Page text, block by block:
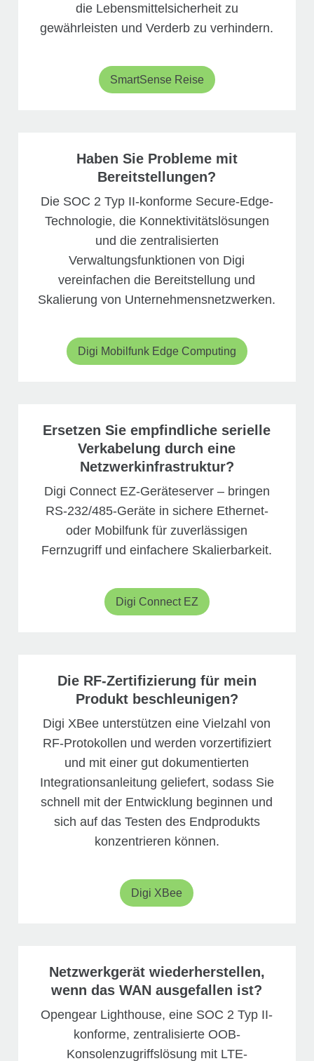
die Lebensmittelsicherheit zu
gewährleisten und Verderb zu verhindern.
SmartSense Reise
Haben Sie Probleme mit
Bereitstellungen?
Die SOC 2 Typ II-konforme Secure-Edge-
Technologie, die Konnektivitätslösungen
und die zentralisierten
Verwaltungsfunktionen von Digi
vereinfachen die Bereitstellung und
Skalierung von Unternehmensnetzwerken.
Digi Mobilfunk Edge Computing
Ersetzen Sie empfindliche serielle
Verkabelung durch eine
Netzwerkinfrastruktur?
Digi Connect EZ-Geräteserver – bringen
RS-232/485-Geräte in sichere Ethernet-
oder Mobilfunk für zuverlässigen
Fernzugriff und einfachere Skalierbarkeit.
Digi Connect EZ
Die RF-Zertifizierung für mein
Produkt beschleunigen?
Digi XBee unterstützen eine Vielzahl von
RF-Protokollen und werden vorzertifiziert
und mit einer gut dokumentierten
Integrationsanleitung geliefert, sodass Sie
schnell mit der Entwicklung beginnen und
sich auf das Testen des Endprodukts
konzentrieren können.
Digi XBee
Netzwerkgerät wiederherstellen,
wenn das WAN ausgefallen ist?
Opengear Lighthouse, eine SOC 2 Typ II-
konforme, zentralisierte OOB-
Konsolenzugriffslösung mit LTE-